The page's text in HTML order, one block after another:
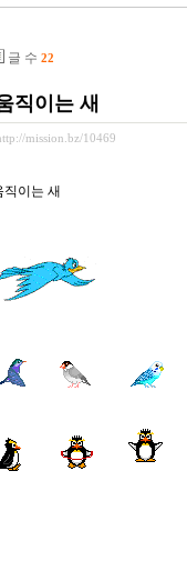
글 수 22
직이는 새
mission.bz/10469
직이는 새